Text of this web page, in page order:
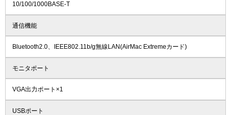
10/100/1000BASE-T
通信機能
Bluetooth2.0、IEEE802.11b/g無線LAN(AirMac Extremeカード)
モニタポート
VGA出力ポート×1
USBポート